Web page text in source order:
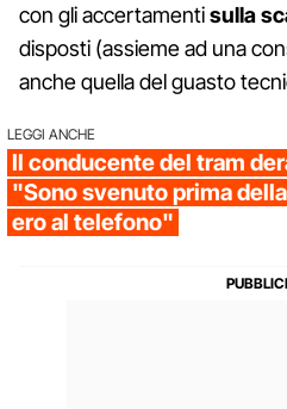
con gli accertamentisulla
disposti (assieme ad una
anche quella del guasto
LEGGI ANCHE
Il conducente del tram
"Sono svenuto prima
ero al telefono"